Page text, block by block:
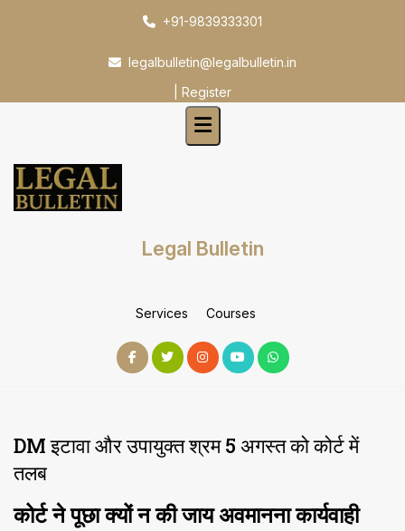
+91-9839333301
legalbulletin@legalbulletin.in
Register
Legal Bulletin
Services Courses
DM इटावा और उपायुक्त श्रम 5 अगस्त को कोर्ट में
तलब
कोर्ट ने पूछा क्यों न की जाय अवमानना कार्यवाही